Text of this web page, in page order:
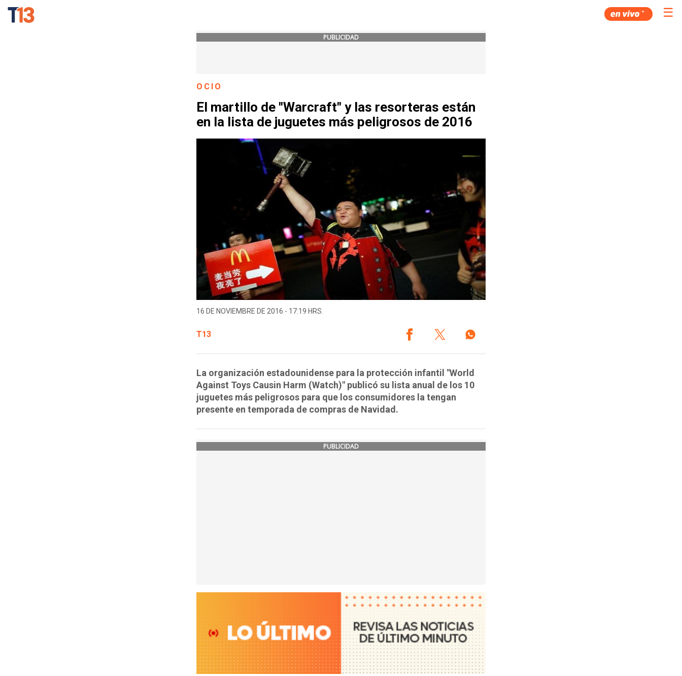
☰
PUBLICIDAD
OCIO
El martillo de "Warcraft" y las resorteras están
en la lista de juguetes más peligrosos de 2016
16 DE NOVIEMBRE DE 2016 - 17:19 HRS.
T13
La organización estadounidense para la protección infantil "World
Against Toys Causin Harm (Watch)" publicó su lista anual de los 10
juguetes más peligrosos para que los consumidores la tengan
presente en temporada de compras de Navidad.
PUBLICIDAD